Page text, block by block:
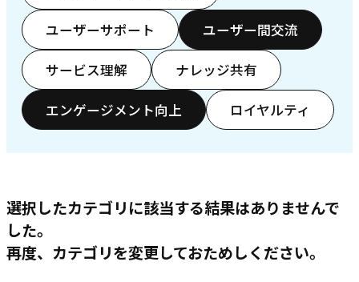
ユーザーサポート ユーザー間交流
サービス理解 ナレッジ共有
エンゲージメント向上 ロイヤルティ
選択したカテゴリに該当する結果はありませんで
した。
再度、カテゴリを変更しておためしください。